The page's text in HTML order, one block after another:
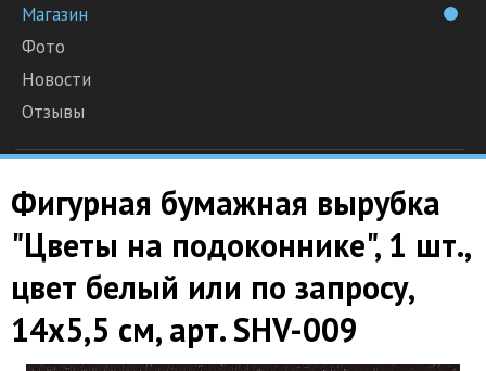
Магазин
Фото
Новости
Отзывы
Фигурная бумажная вырубка
"Цветы на подоконнике", 1 шт.,
цвет белый или по запросу,
14х5,5 см, арт. SHV-009